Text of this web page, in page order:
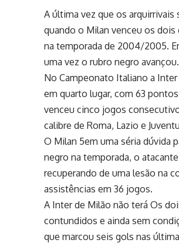
A última vez que os
quando o Milan venceu os
na temporada de 2004/2005.
uma vez orubro negro avançou.
No Campeonato Italiano a
em quarto lugar, com 63
venceu cinco jogos
calibre de Roma, Lazio e
O Milan 5em uma séria dúvida
negro na temporada, o
recuperando de uma lesão na
assistências em 36 jogos.
A Inter de Milão não terá Os
contundidos e ainda sem
que marcou seis gols nas